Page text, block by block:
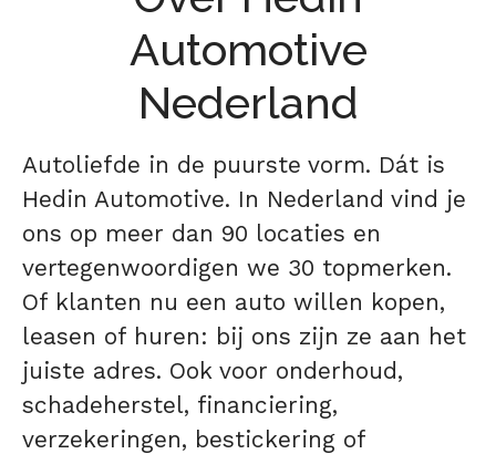
Automotive
Nederland
Autoliefde in de puurste vorm. Dát is
Hedin Automotive. In Nederland vind je
ons op meer dan 90 locaties en
vertegenwoordigen we 30 topmerken.
Of klanten nu een auto willen kopen,
leasen of huren: bij ons zijn ze aan het
juiste adres. Ook voor onderhoud,
schadeherstel, financiering,
verzekeringen, bestickering of